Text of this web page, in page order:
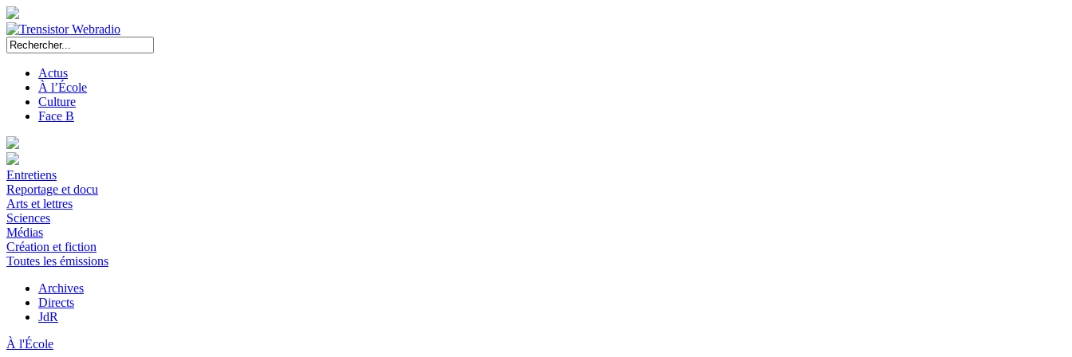
Actus
À l’École
Culture
Face B
Entretiens
Reportage et docu
Arts et lettres
Sciences
Médias
Création et fiction
Toutes les émissions
Archives
Directs
JdR
À l'École